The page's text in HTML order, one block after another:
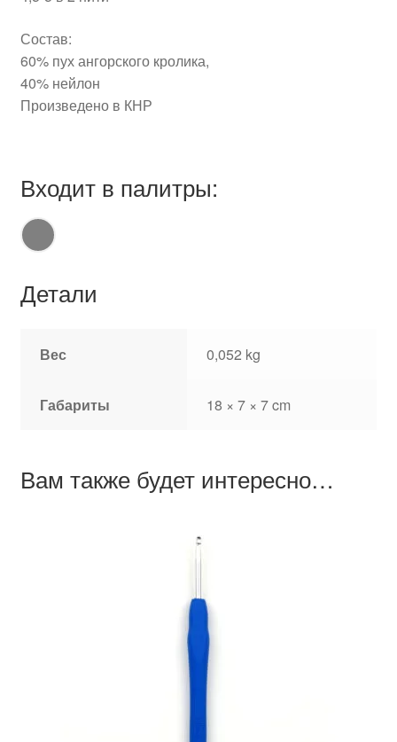
Состав:
60% пух ангорского кролика,
40% нейлон
Произведено в КНР
Входит в палитры:
Детали
Вес 0,052 kg
Габариты 18 × 7 × 7 cm
Вам также будет интересно…